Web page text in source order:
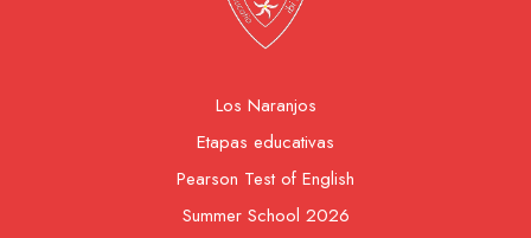
Los Naranjos
Etapas educativas
Pearson Test of English
Summer School 2026